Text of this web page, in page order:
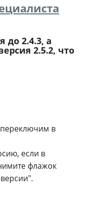
до 2.4.3, а
2.5.2, что
в
если в
флажок